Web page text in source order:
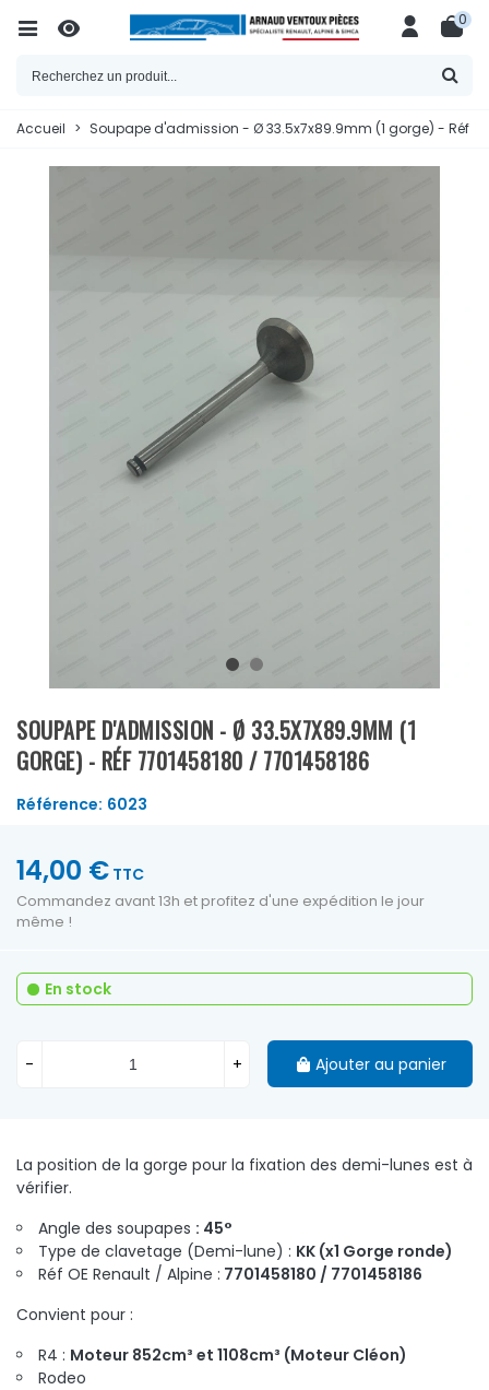
0
Accueil > Soupape d'admission - Ø 33.5x7x89.9mm (1 gorge) - Réf
SOUPAPE D'ADMISSION - Ø 33.5X7X89.9MM (1
GORGE) - RÉF 7701458180 / 7701458186
Référence: 6023
La position de la gorge pour la fixation des demi-lunes est à
vérifier.
Angle des soupapes : 45°
Type de clavetage (Demi-lune) : KK (x1 Gorge ronde)
Réf OE Renault / Alpine : 7701458180 / 7701458186
Convient pour :
R4 : Moteur 852cm³ et 1108cm³ (Moteur Cléon)
Rodeo
14,00 € TTC
Commandez avant 13h et profitez d'une expédition le jour
même !
En stock
- + Ajouter au panier